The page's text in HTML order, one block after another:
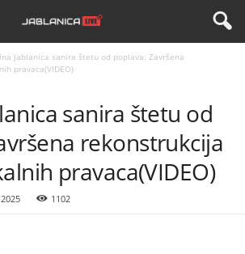
Jablanica sanira štetu od poplava: Završena
pravaca(VIDEO)
sanira štetu od
rekonstrukcija
pravaca(VIDEO)
1102